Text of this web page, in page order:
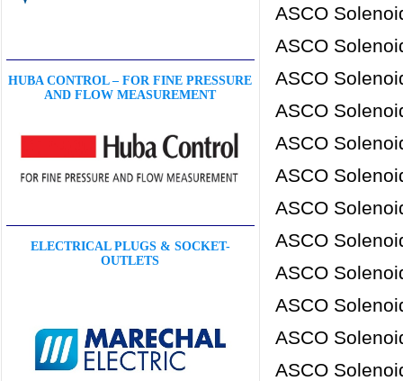
HUBA CONTROL – FOR FINE PRESSURE
AND FLOW MEASUREMENT
ELECTRICAL PLUGS & SOCKET-
OUTLETS
ASCO
ASCO
ASCO
ASCO
ASCO
ASCO
ASCO
ASCO
ASCO
ASCO
ASCO
ASCO